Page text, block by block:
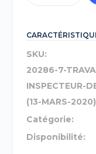
SKU:
20286-7-
INSPECTEUR-
(13-MARS-2020)
Catégorie:
Disponibilité: